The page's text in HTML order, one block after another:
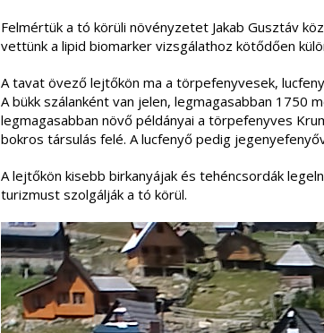
Felmértük a tó körüli növényzetet Jakab Gusztáv
vettünk a lipid biomarker vizsgálathoz kötődően
A tavat övező lejtőkön ma a törpefenyvesek,
A bükk szálanként van jelen, legmagasabban 1750
legmagasabban növő példányai a törpefenyves
bokros társulás felé. A lucfenyő pedig
A lejtőkön kisebb birkanyájak és tehéncsordák
turizmust szolgálják a tó körül.